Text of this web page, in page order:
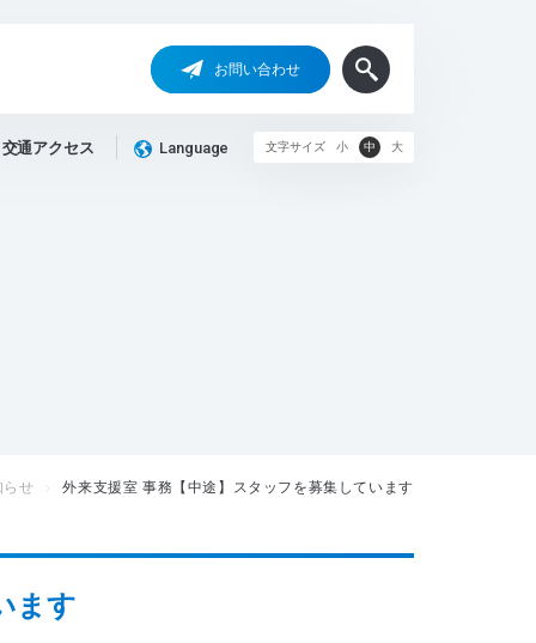
お問い合わせ
交通アクセス Language 文字サイズ 小 中 大
せ 外来支援室 事務【中途】スタッフを募集しています
ます